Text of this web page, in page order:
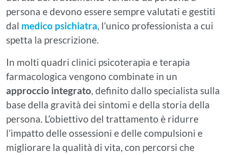
persona e devono essere sempre valutati e gestiti
dal medico psichiatra, l’unico professionista a cui
spetta la prescrizione.
In molti quadri clinici psicoterapia e terapia
farmacologica vengono combinate in un
approccio integrato, definito dallo specialista sulla
base della gravità dei sintomi e della storia della
persona. L’obiettivo del trattamento è ridurre
l’impatto delle ossessioni e delle compulsioni e
migliorare la qualità di vita, con percorsi che